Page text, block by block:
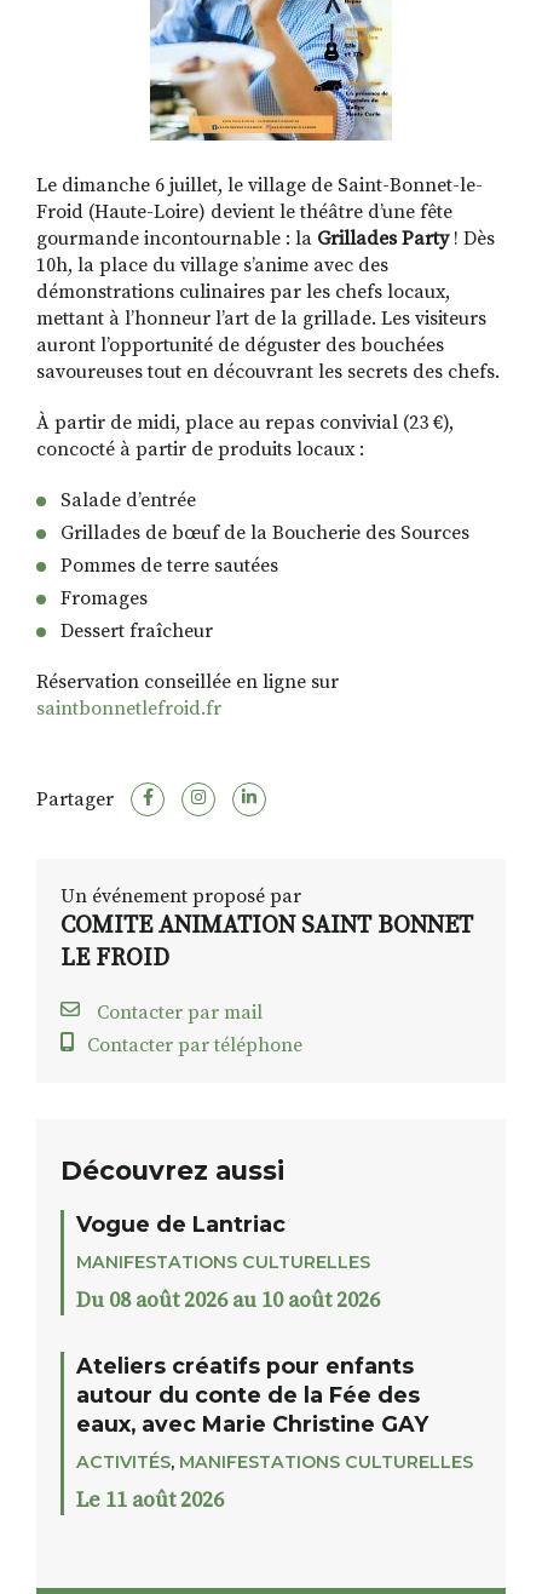
Le dimanche 6 juillet, le village de Saint-Bonnet-le-
Froid (Haute-Loire) devient le théâtre d’une fête
gourmande incontournable : la Grillades Party! Dès
10h, la place du village s’anime avec des
démonstrations culinaires par les chefs locaux,
mettant à l’honneur l’art de la grillade. Les visiteurs
auront l’opportunité de déguster des bouchées
savoureuses tout en découvrant les secrets des chefs.
À partir de midi, place au repas convivial (23 €),
concocté à partir de produits locaux :
Salade d’entrée
Grillades de bœuf de la Boucherie des Sources
Pommes de terre sautées
Fromages
Dessert fraîcheur
Réservation conseillée en ligne sur
saintbonnetlefroid.fr
Partager
Un événement proposé par
COMITE ANIMATION SAINT BONNET
LE FROID
Contacter par mail
Contacter par téléphone
Découvrez aussi
Vogue de Lantriac
MANIFESTATIONS CULTURELLES
Du 08 août 2026 au 10 août 2026
Ateliers créatifs pour enfants
autour du conte de la Fée des
eaux, avec Marie Christine GAY
ACTIVITÉS, MANIFESTATIONS CULTURELLES
Le 11 août 2026